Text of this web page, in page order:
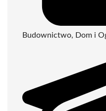
Budownictwo, Dom i